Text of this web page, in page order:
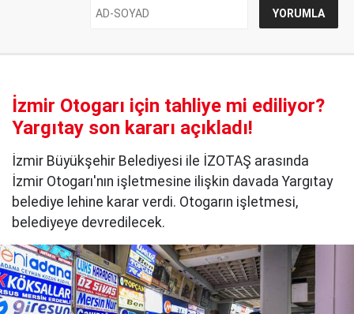
İzmir Otogarı için tahliye mi ediliyor?
Yargıtay son kararı açıkladı!
İzmir Büyükşehir Belediyesi ile İZOTAŞ arasında
İzmir Otogarı'nın işletmesine ilişkin davada Yargıtay
belediye lehine karar verdi. Otogarın işletmesi,
belediyeye devredilecek.